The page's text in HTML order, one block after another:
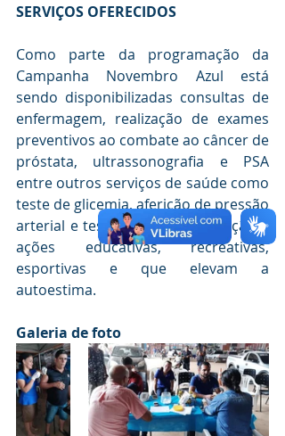
SERVIÇOS OFERECIDOS
Como parte da programação da
Campanha Novembro Azul está
sendo disponibilizadas consultas de
enfermagem, realização de exames
preventivos ao combate ao câncer de
próstata, ultrassonografia e PSA
entre outros serviços de saúde como
teste de glicemia, aferição de pressão
arterial e testes rápidos, vacinação e
ações educativas, recreativas,
esportivas e que elevam a
autoestima.
Galeria de foto